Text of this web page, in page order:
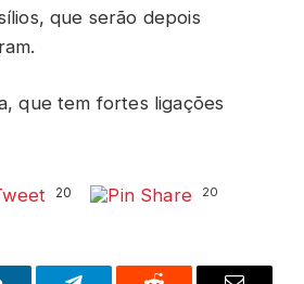
que serão depois
que tem fortes ligações
20 20